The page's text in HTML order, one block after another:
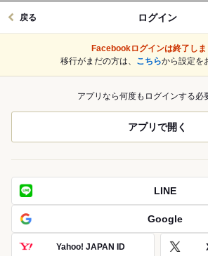
ログイン
戻る
Facebookログインは終了しま
移行がまだの方は、 こちらから設定を
アプリなら何度もログインする必
アプリで開く
LINE
Google
Yahoo! JAPAN ID